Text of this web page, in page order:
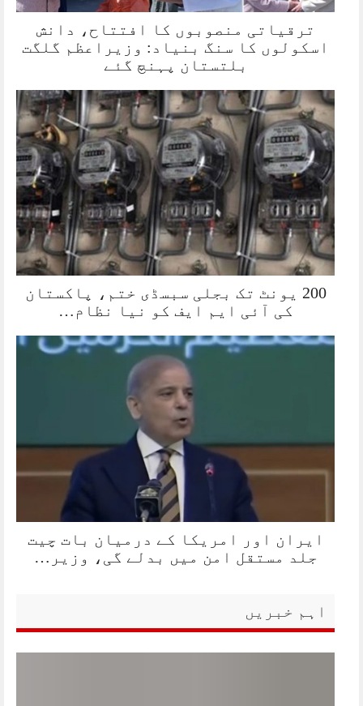
ترقیاتی منصوبوں کا افتتاح، دانش
اسکولوں کا سنگ بنیاد: وزیراعظم گلگت
بلتستان پہنچ گئے
200 یونٹ تک بجلی سبسڈی ختم، پاکستان
کی آئی ایم ایف کو نیا نظام…
ایران اور امریکا کے درمیان بات چیت
جلد مستقل امن میں بدلے گی، وزیر…
اہم خبریں